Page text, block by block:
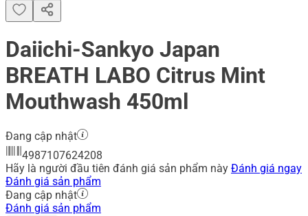
Daiichi-Sankyo Japan
BREATH LABO Citrus Mint
Mouthwash 450ml
Đang cập nhật
4987107624208
Hãy là người đầu tiên đánh giá sản phẩm này Đánh giá ngay
Đánh giá sản phẩm
Đang cập nhật
Đánh giá sản phẩm